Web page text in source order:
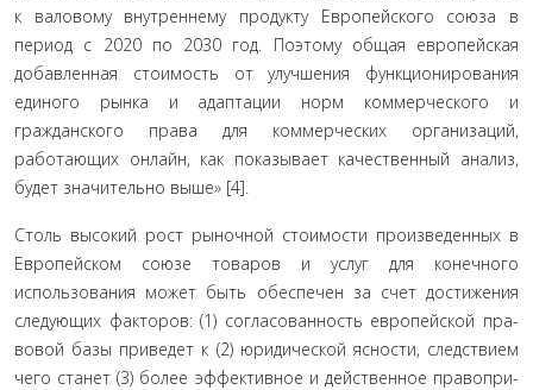
к валовому внутреннему продукту Европейского союза в
период с 2020 по 2030 год. Поэтому общая европейская
добавленная стоимость от улучшения функционирования
единого рынка и адаптации норм ком­мерческого и
гражданского права для коммерческих орга­низаций,
работающих онлайн, как показывает качественный анализ,
будет значительно выше» [4].
Столь высокий рост рыночной стоимости произведен­ных в
Европейском союзе товаров и услуг для конечного
использования может быть обеспечен за счет достижения
следующих факторов: (1) согласованность европейской пра­
вовой базы приведет к (2) юридической ясности, следствием
чего станет (3) более эффективное и действенное правопри­